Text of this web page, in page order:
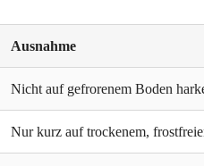
Ausnahme
Nicht auf gefrorenem Boden
Nur kurz auf trockenem,